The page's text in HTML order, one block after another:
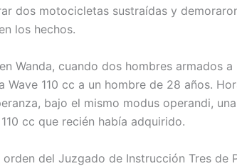
dos motocicletas sustraídas y
los hechos.
Wanda, cuando dos hombres armados
110 cc a un hombre de 28 años.
bajo el mismo modus operandi,
cc que recién había adquirido.
del Juzgado de Instrucción Tres de